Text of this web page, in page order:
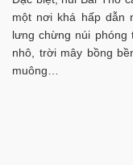
một nơi khá hấp dẫn
lưng chừng núi phóng
nhô, trời mây bồng
muông…